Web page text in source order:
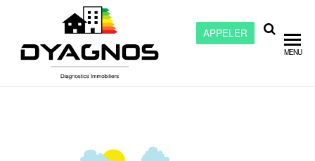
Dyagnos –
APPELER
MENU